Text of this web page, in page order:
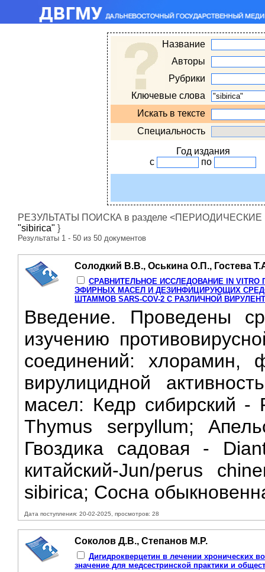
Название
Авторы
Рубрики
Ключевые слова
Искать в тексте
Специальность
Год издания
с
по
РЕЗУЛЬТАТЫ ПОИСКА в разделе <ПЕРИОДИЧЕСКИЕ
"sibirica" }
Результаты 1 - 50 из 50 документов
Солодкий В.В., Оськина О.П., Гостева
СРАВНИТЕЛЬНОЕ ИССЛЕДОВАНИЕ IN
ЭФИРНЫХ МАСЕЛ И ДЕЗИНФИЦИРУЮЩИХ
ШТАММОВ SARS-COV-2 C РАЗЛИЧНОЙ
Введение. Проведены
изучению
соединений: хлорамин,
вирулицидной
масел: Кедр сибирский -
Thymus serpyllum;
Гвоздика садовая -
китайский-Jun/perus
sibirica; Сосна
Дата поступления: 20-02-2025, просмотров: 28
Соколов Д.В., Степанов М.Р.
Дигидрокверцетин в лечении хронических
значение для медсестринской практики и